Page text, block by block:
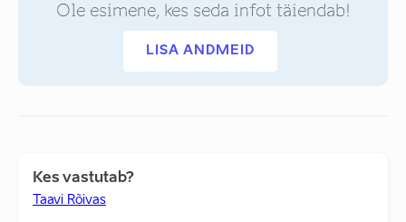
Ole esimene, kes seda infot täiendab!
LISA ANDMEID
Kes vastutab?
Taavi Rõivas